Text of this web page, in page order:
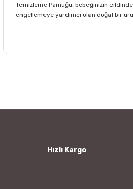
Temizleme Pamuğu, bebeğinizin
engellemeye yardımcı olan doğal bir
Ürün bilgilerinde hatalar bulunuyor.
Hızlı Kargo